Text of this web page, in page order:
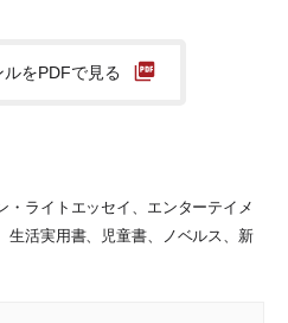
をPDFで見る
・ライトエッセイ、エンターテイメ
生活実用書、児童書、ノベルス、新